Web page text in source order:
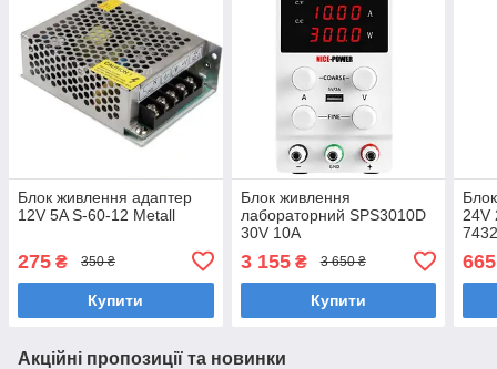
Блок живлення адаптер
12V 5A S-60-12 Metall
275 ₴ 350 ₴
Купити
Блок живлення
лабораторний SPS3010D
30V 10A
3 155₴ 3 650 ₴
Купити
24V
665
Акційні пропозиції та новинки